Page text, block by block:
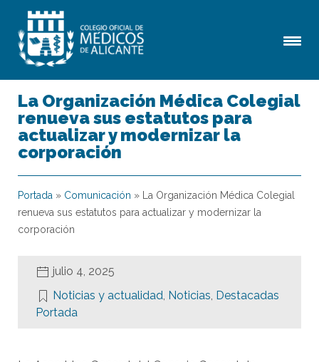
La Organización Médica Colegial
renueva sus estatutos para
actualizar y modernizar la
corporación
Portada » Comunicación »
La Organización Médica Colegial
renueva sus estatutos para actualizar y modernizar la
corporación
julio 4, 2025
Noticias y actualidad, Noticias, Destacadas
Portada